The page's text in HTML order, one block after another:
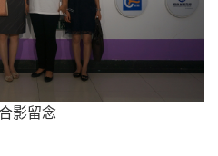
影留念